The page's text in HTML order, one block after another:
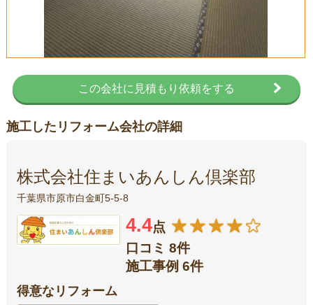
この会社に見積もり依頼をする
施工したリフォーム会社の詳細
株式会社住まいあんしん倶楽部
千葉県市原市白金町5-5-8
4.4点
口コミ 8件
施工事例 6件
得意なリフォーム